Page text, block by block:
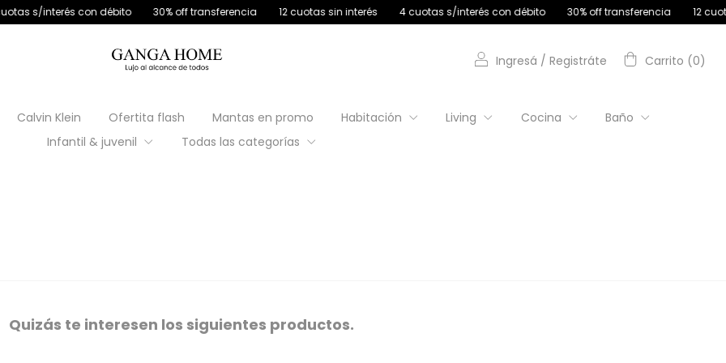
con débito 30% off transferencia 12 cuotas sin interés 4 cuotas s/interés con débito 30% off transferencia 12 cuotas sin interés
Ingresá / Registráte Carrito (0)
Calvin Klein Ofertita flash Mantas en promo Habitación Living Cocina
Baño
Infantil & juvenil
Todas las categorías
Quizás te interesen los siguientes productos.